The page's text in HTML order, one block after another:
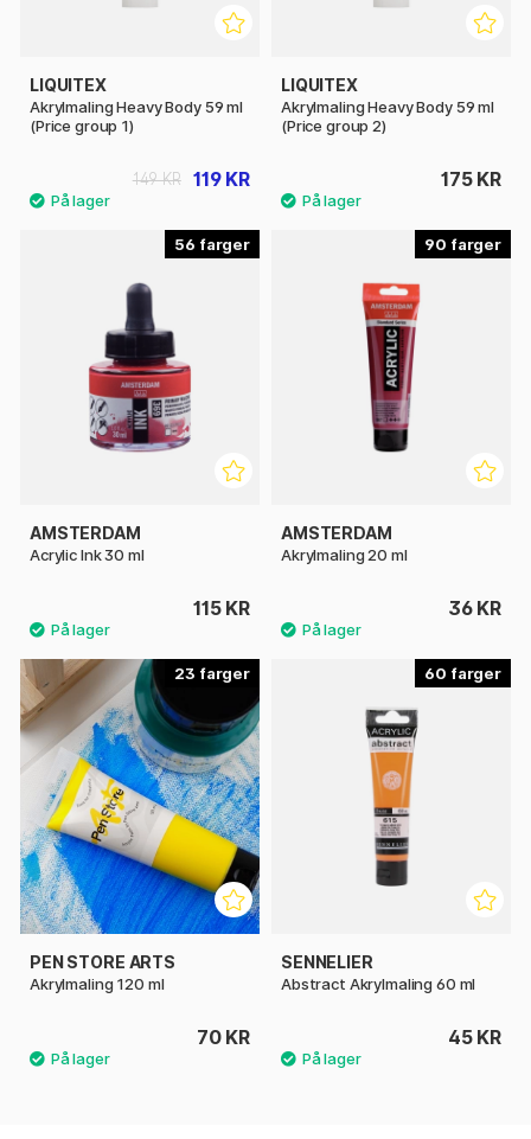
LIQUITEX
Akrylmaling Heavy Body 59 ml
(Price group 1)
119 KR
149 KR
LIQUITEX
Akrylmaling Heavy Body 59 ml
(Price group 2)
175 KR
56
AMSTERDAM
Acrylic Ink 30 ml
115 KR
90
AMSTERDAM
Akrylmaling 20 ml
36 KR
23
PEN STORE ARTS
Akrylmaling 120 ml
70 KR
60
SENNELIER
Abstract Akrylmaling 60 ml
45 KR